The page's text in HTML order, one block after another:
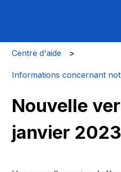
Centre d'aide
Informations concernant
Nouvelle
janvier 2023